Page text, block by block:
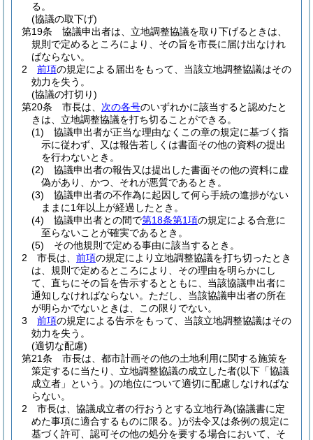
る。
(協議の取下げ)
第19条
協議申出者は、立地調整協議を取り下げるときは、
規則で定めるところにより、その旨を市長に届け出なけれ
ばならない。
2
前項の規定による届出をもって、当該立地調整協議はその
効力を失う。
(協議の打切り)
第20条
市長は、 次の各号のいずれかに該当すると認めたと
きは、立地調整協議を打ち切ることができる。
(1)
協議申出者が正当な理由なくこの章の規定に基づく指
示に従わず、又は報告若しくは書面その他の資料の提出
を行わないとき。
(2)
協議申出者の報告又は提出した書面その他の資料に虚
偽があり、かつ、それが悪質であるとき。
(3)
協議申出者の不作為に起因して何ら手続の進捗がない
ままに1年以上が経過したとき。
(4)
協議申出者との間で第18条第1項の規定による合意に
至らないことが確実であるとき。
(5)
その他規則で定める事由に該当するとき。
2
市長は、 前項の規定により立地調整協議を打ち切ったとき
は、規則で定めるところにより、その理由を明らかにし
て、直ちにその旨を告示するとともに、当該協議申出者に
通知しなければならない。 ただし、当該協議申出者の所在
が明らかでないときは、この限りでない。
3
前項の規定による告示をもって、当該立地調整協議はその
効力を失う。
(適切な配慮)
第21条
市長は、都市計画その他の土地利用に関する施策を
策定するに当たり、立地調整協議の成立した者(以下「協議
成立者」という。)の地位について適切に配慮しなければな
らない。
2
市長は、協議成立者の行おうとする立地行為(協議書に定
めた事項に適合するものに限る。)が法令又は条例の規定に
基づく許可、認可その他の処分を要する場合において、そ